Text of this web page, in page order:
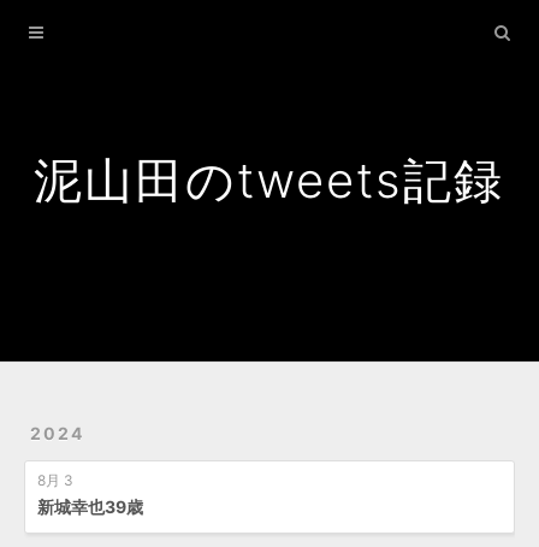
泥山田のtweets記録
2024
8月 3
新城幸也39歳
Home